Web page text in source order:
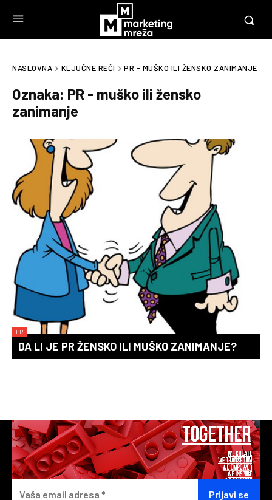
NASLOVNA KLJUČNE REČI PR - MUŠKO ILI ŽENSKO ZANIMANJE
Oznaka: PR - muško ili žensko
zanimanje
PR
DA LI JE PR ŽENSKO ILI MUŠKO ZANIMANJE?